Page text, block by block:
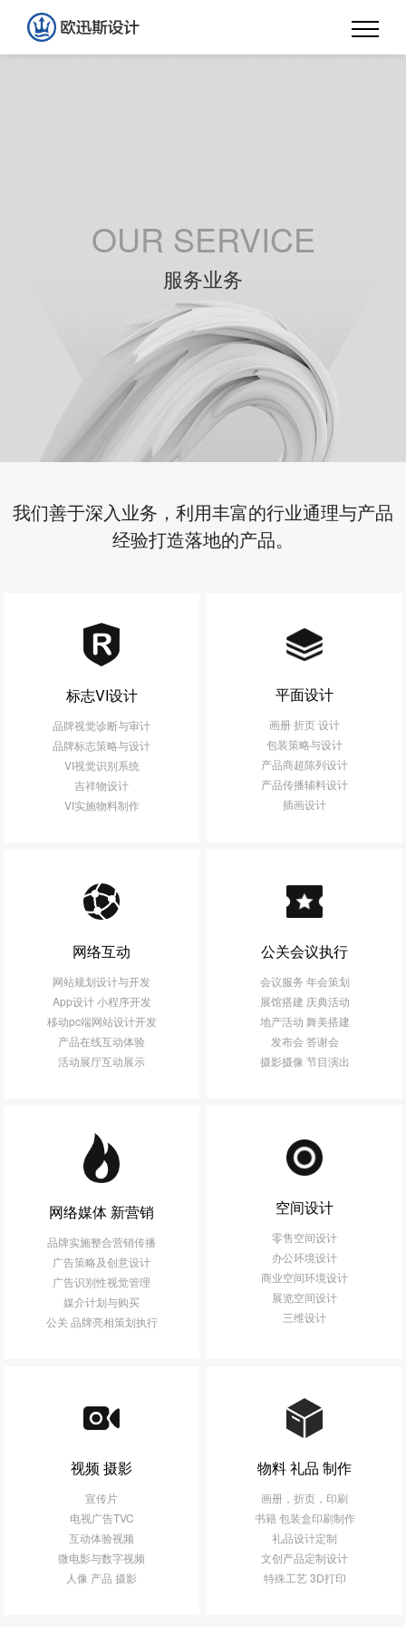
OUR SERVICE
服务业务
我们善于深入业务，利用丰富的行业通理与产品
经验打造落地的产品。
标志VI设计
品牌视觉诊断与审计
品牌标志策略与设计
VI视觉识别系统
吉祥物设计
VI实施物料制作
平面设计
画册 折页 设计
包装策略与设计
产品商超陈列设计
产品传播辅料设计
插画设计
网络互动
网站规划设计与开发
App设计 小程序开发
移动pc端网站设计开发
产品在线互动体验
活动展厅互动展示
公关会议执行
会议服务 年会策划
展馆搭建 庆典活动
地产活动 舞美搭建
发布会 答谢会
摄影摄像 节目演出
网络媒体 新营销
品牌实施整合营销传播
广告策略及创意设计
广告识别性视觉管理
媒介计划与购买
公关 品牌亮相策划执行
空间设计
零售空间设计
办公环境设计
商业空间环境设计
展览空间设计
三维设计
视频 摄影
宣传片
电视广告TVC
互动体验视频
微电影与数字视频
人像 产品 摄影
物料 礼品 制作
画册，折页，印刷
书籍 包装盒印刷制作
礼品设计定制
文创产品定制设计
特殊工艺 3D打印